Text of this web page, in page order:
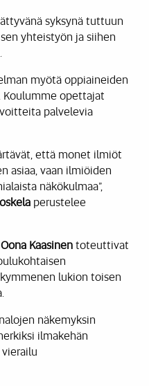
syksynä tuttuun
yhteistyön ja siihen
myötä oppiaineiden
opettajat
palvelevia
että monet ilmiöt
asiaa, vaan ilmiöiden
näkökulmaa”,
perustelee
Oona Kaasinentoteuttivat
lukion toisen
näkemyksin
ilmakehän